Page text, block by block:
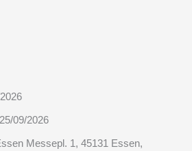
25/09/2026
Messepl. 1, 45131 Essen,